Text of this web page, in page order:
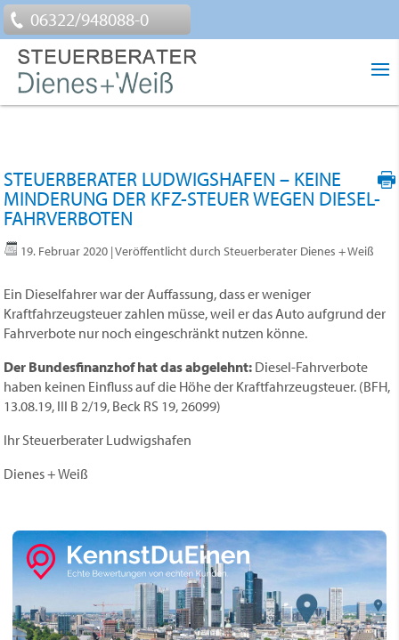
06322/948088-0
STEUERBERATER LUDWIGSHAFEN – KEINE
MINDERUNG DER KFZ-STEUER WEGEN DIESEL-
FAHRVERBOTEN
19. Februar 2020 | Veröffentlicht durch Steuerberater Dienes + Weiß
Ein Dieselfahrer war der Auffassung, dass er weniger
Kraftfahrzeugsteuer zahlen müsse, weil er das Auto aufgrund der
Fahrverbote nur noch eingeschränkt nutzen könne.
Der Bundesfinanzhof hat das abgelehnt: Diesel-Fahrverbote
haben keinen Einfluss auf die Höhe der Kraftfahrzeugsteuer. (BFH,
13.08.19, III B 2/19, Beck RS 19, 26099)
Ihr Steuerberater Ludwigshafen
Dienes + Weiß